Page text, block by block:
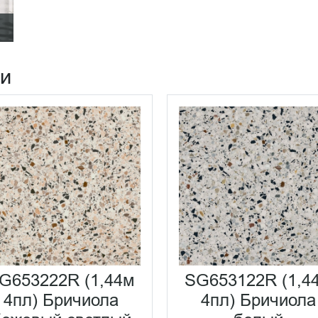
(1,44м
4пл) Бричиола
SG653122R
4пл) Бричиола